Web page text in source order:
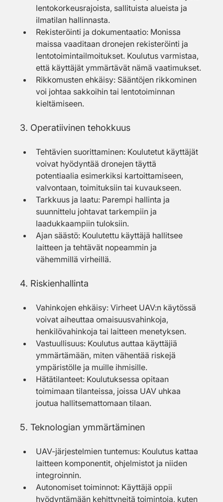
lentokorkeusrajoista, sallituista alueista ja
ilmatilan hallinnasta.
Rekisteröinti ja dokumentaatio: Monissa
maissa vaaditaan dronejen rekisteröinti ja
lentotoimintailmoitukset. Koulutus varmistaa,
että käyttäjät ymmärtävät nämä vaatimukset.
Rikkomusten ehkäisy: Sääntöjen rikkominen
voi johtaa sakkoihin tai lentotoiminnan
kieltämiseen.
3. Operatiivinen tehokkuus
Tehtävien suorittaminen: Koulutetut käyttäjät
voivat hyödyntää dronejen täyttä
potentiaalia esimerkiksi kartoittamiseen,
valvontaan, toimituksiin tai kuvaukseen.
Tarkkuus ja laatu: Parempi hallinta ja
suunnittelu johtavat tarkempiin ja
laadukkaampiin tuloksiin.
Ajan säästö: Koulutettu käyttäjä hallitsee
laitteen ja tehtävät nopeammin ja
vähemmillä virheillä.
4. Riskienhallinta
Vahinkojen ehkäisy: Virheet UAV:n käytössä
voivat aiheuttaa omaisuusvahinkoja,
henkilövahinkoja tai laitteen menetyksen.
Vastuullisuus: Koulutus auttaa käyttäjiä
ymmärtämään, miten vähentää riskejä
ympäristölle ja muille ihmisille.
Hätätilanteet: Koulutuksessa opitaan
toimimaan tilanteissa, joissa UAV uhkaa
joutua hallitsemattomaan tilaan.
5. Teknologian ymmärtäminen
UAV-järjestelmien tuntemus: Koulutus kattaa
laitteen komponentit, ohjelmistot ja niiden
integroinnin.
Autonomiset toiminnot: Käyttäjä oppii
hyödyntämään kehittyneitä toimintoja, kuten